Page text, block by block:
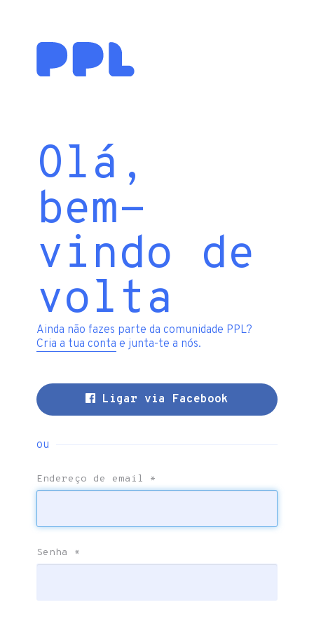
Olá,
bem-
vindo de
volta
Ainda não fazes parte da comunidade PPL?
Cria a tua conta e junta-te a nós.
Ligar via Facebook
ou
Endereço de email *
Senha *